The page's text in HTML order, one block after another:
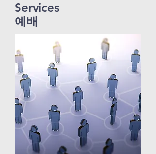
Services
예배